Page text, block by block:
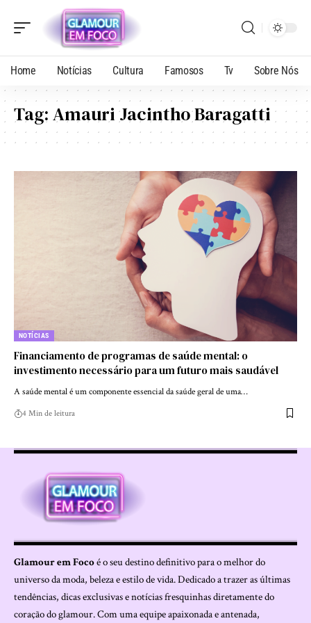
Home Notícias Cultura Famosos Tv Sobre Nós
Tag:Amauri Jacintho Baragatti
NOTÍCIAS
Financiamento de programas de saúde mental: o
investimento necessário para um futuro mais saudável
A saúde mental é um componente essencial da saúde geral de uma…
4 Min de leitura
Glamour em Focoé o seu destino definitivo para o melhor do
universo da moda, beleza e estilo de vida. Dedicado a trazer as últimas
tendências, dicas exclusivas e notícias fresquinhas diretamente do
coração do glamour. Com uma equipe apaixonada e antenada,